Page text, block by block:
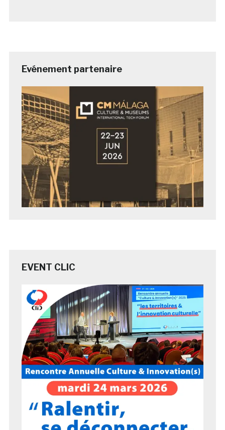
Evénement partenaire
EVENT CLIC